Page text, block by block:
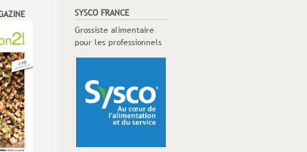
SYSCO FRANCE
Grossiste alimentaire
pour les professionnels